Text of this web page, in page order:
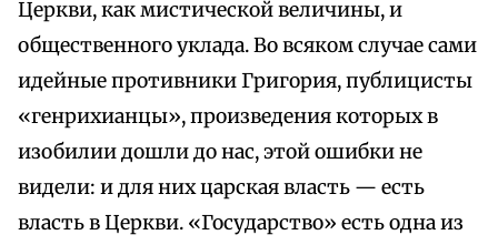
Церкви, как мистической величины, и
общественного уклада. Во всяком случае сами
идейные противники Григория, публицисты
«генрихианцы», произведения которых в
изобилии дошли до нас, этой ошибки не
видели: и для них царская власть — есть
власть в Церкви. «Государство» есть одна из